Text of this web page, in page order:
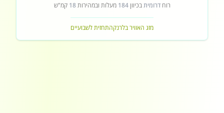
רוחדרומיתבכיוון184 מעלות ובמהירות18 קמ"ש
מזג האוויר בלרנקהתחזית לשבועיים